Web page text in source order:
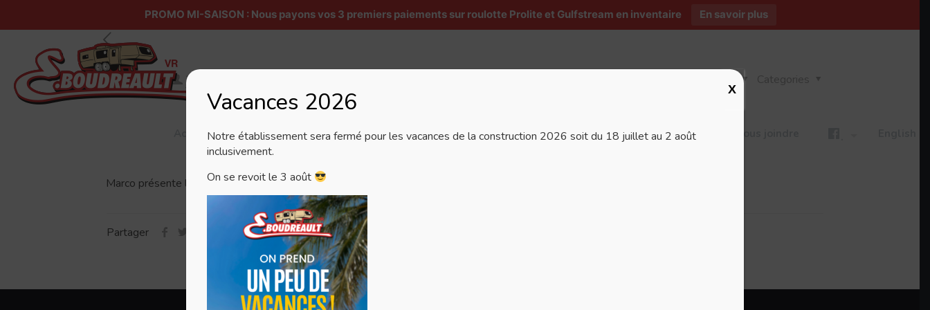
PROMO MI-SAISON : Nous payons vos 3 premiers paiements sur roulotte Prolite et Gulfstream en inventaire En savoir plus
Pour offrir les meilleures expériences, nous utilisons des technologies telles que les
Accueil À propos Véhicules récréatifs Services Pièces et accessoires Blogue
Published by Mélanie Godin
Marco présente la grande famille d’E.Boudreault VR
Partager
Vacances 2026
Notre établissement sera fermé pour les vacances de la construction 2026 soit du 18 juillet au 2 août
inclusivement.
On se revoit le 3 août
X